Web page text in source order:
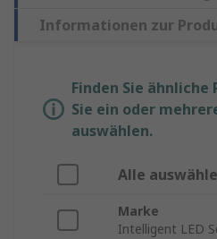
Informationen zur
Finden Sie
Sie ein oder
auswählen.
Alle
Marke
Intelligent LED